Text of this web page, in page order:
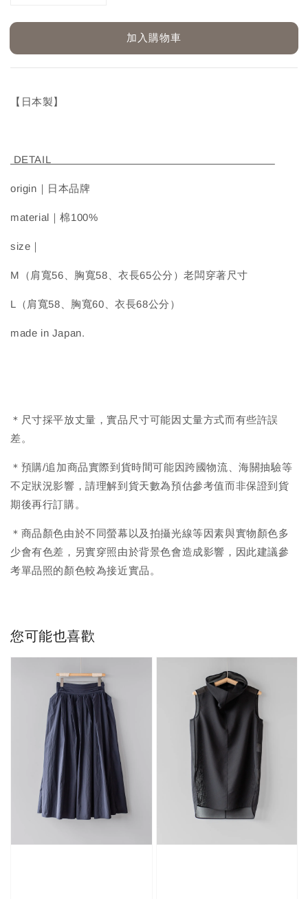
加入購物車
【日本製】
DETAIL
origin｜日本品牌
material｜棉100%
size｜
M（肩寬56、胸寬58、衣長65公分）老闆穿著尺寸
L（肩寬58、胸寬60、衣長68公分）
made in Japan.
＊尺寸採平放丈量，實品尺寸可能因丈量方式而有些許誤
差。
＊預購/追加商品實際到貨時間可能因跨國物流、海關抽驗等
不定狀況影響，請理解到貨天數為預估參考值而非保證到貨
期後再行訂購。
＊商品顏色由於不同螢幕以及拍攝光線等因素與實物顏色多
少會有色差，另實穿照由於背景色會造成影響，因此建議參
考單品照的顏色較為接近實品。
您可能也喜歡